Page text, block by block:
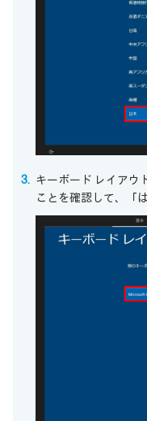
キーボード レイアウ
ことを確認して、「